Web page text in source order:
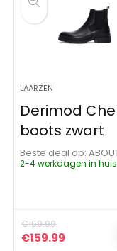
LAARZEN
Derimod
boots zwart
Beste deal op:
2-4 werkdagen in huis
€159.99
Oorspronkelijke
€159.99 Huidige